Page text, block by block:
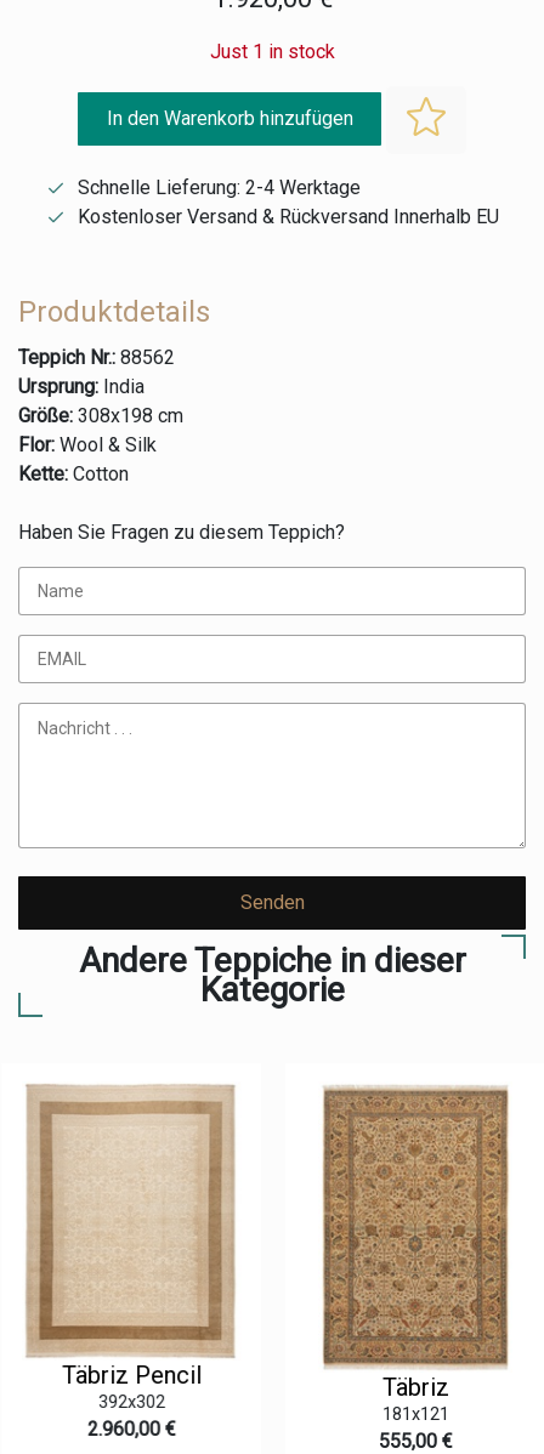
Just 1 in stock
In den Warenkorb hinzufügen
Schnelle Lieferung: 2-4 Werktage
Kostenloser Versand & Rückversand Innerhalb EU
Produktdetails
Teppich Nr.: 88562
Ursprung: India
Größe: 308x198 cm
Flor: Wool & Silk
Kette: Cotton
Haben Sie Fragen zu diesem Teppich?
Senden
Andere Teppiche in dieser
Kategorie
Täbriz Pencil
392x302
2.960,00 €
Täbriz
181x121
555,00 €